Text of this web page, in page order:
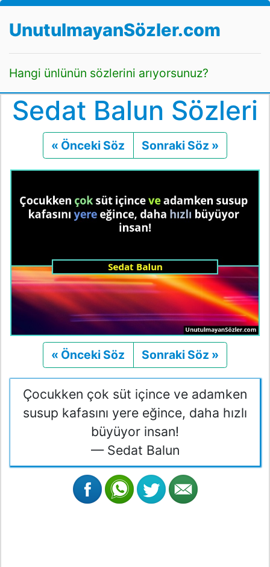
UnutulmayanSözler.com
Hangi ünlünün sözlerini arıyorsunuz?
Sedat Balun Sözleri
« Önceki Söz Önceki
Sonraki Söz »
« Önceki Söz Önceki
Sonraki Söz »
Çocukken çok süt içince ve adamken
susup kafasını yere eğince, daha hızlı
büyüyor insan!
— Sedat Balun